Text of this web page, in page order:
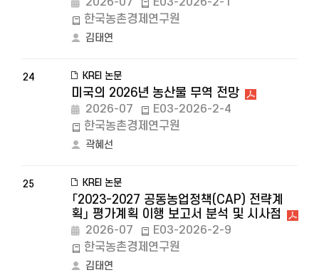
한국농촌경제연구원
김태연
24 KREI 논문
미국의 2026년 농산물 무역 전망
2026-07
E03-2026-2-4
한국농촌경제연구원
곽혜선
25 KREI 논문
「2023-2027 공동농업정책(CAP) 전략계
획」 평가계획 이행 보고서 분석 및 시사점
2026-07
E03-2026-2-9
한국농촌경제연구원
김태연